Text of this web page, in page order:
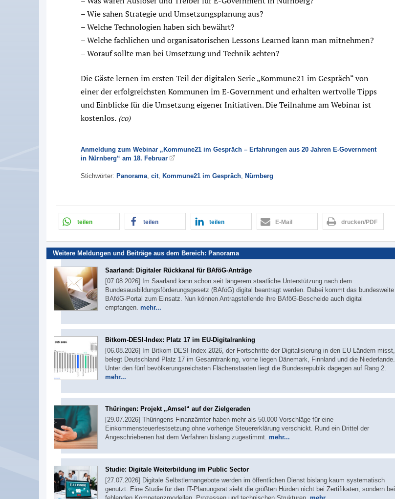
– Wie sahen Strategie und Umsetzungsplanung aus?
– Welche Technologien haben sich bewährt?
– Welche fachlichen und organisatorischen Lessons Learned kann man mitnehmen?
– Worauf sollte man bei Umsetzung und Technik achten?
Die Gäste lernen im ersten Teil der digitalen Serie „Kommune21 im Gespräch“ von
einer der erfolgreichsten Kommunen im E-Government und erhalten wertvolle Tipps
und Einblicke für die Umsetzung eigener Initiativen. Die Teilnahme am Webinar ist
kostenlos. (co)
Anmeldung zum Webinar „Kommune21 im Gespräch – Erfahrungen aus 20 Jahren E-Government
in Nürnberg“ am 18. Februar
Stichwörter: Panorama cit Kommune21 im Gespräch Nürnberg
teilen teilen teilen E-Mail drucken/PDF
Weitere Meldungen und Beiträge aus dem Bereich: Panorama
Saarland: Digitaler Rückkanal für BAföG-Anträge
[07.08.2026] Im Saarland kann schon seit längerem staatliche Unterstützung nach dem
Bundesausbildungsförderungsgesetz (BAföG) digital beantragt werden. Dabei kommt das bundesweite
BAföG-Portal zum Einsatz. Nun können Antragstellende ihre BAföG-Bescheide auch digital
empfangen. mehr...
Bitkom-DESI-Index: Platz 17 im EU-Digitalranking
[06.08.2026] Im Bitkom-DESI-Index 2026, der Fortschritte der Digitalisierung in den EU-Ländern misst,
belegt Deutschland Platz 17 im Gesamtranking, vorne liegen Dänemark, Finnland und die Niederlande.
Unter den fünf bevölkerungsreichsten Flächenstaaten liegt die Bundesrepublik dagegen auf Rang 2.
mehr...
Thüringen: Projekt „Amsel“ auf der Zielgeraden
[29.07.2026] Thüringens Finanzämter haben mehr als 50.000 Vorschläge für eine
Einkommensteuerfestsetzung ohne vorherige Steuererklärung verschickt. Rund ein Drittel der
Angeschriebenen hat dem Verfahren bislang zugestimmt. mehr...
Studie: Digitale Weiterbildung im Public Sector
[27.07.2026] Digitale Selbstlernangebote werden im öffentlichen Dienst bislang kaum systematisch
genutzt. Eine Studie für den IT-Planungsrat sieht die größten Hürden nicht bei Zertifikaten, sondern bei